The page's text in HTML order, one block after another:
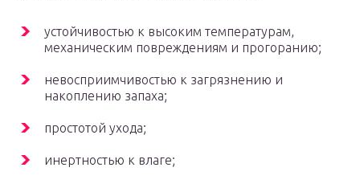
устойчивостью к высоким температурам,
механическим повреждениям и прогоранию;
невосприимчивостью к загрязнению и
накоплению запаха;
простотой ухода;
инертностью к влаге;